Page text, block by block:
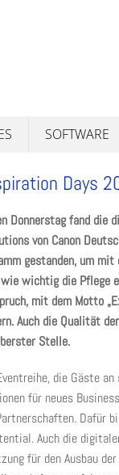
SOFTWARE
Days
Donnerstag fand die
von Canon
gestanden, um
wichtig die Pflege
mit dem Motto
Auch die Qualität
Stelle.
die Gäste
für neues
Dafür
Auch die
für den Ausbau